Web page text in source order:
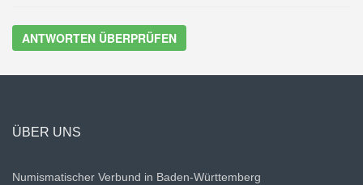
ÜBER UNS
Numismatischer Verbund in Baden-Württemberg